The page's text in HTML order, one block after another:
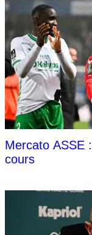
Mercato ASSE
cours